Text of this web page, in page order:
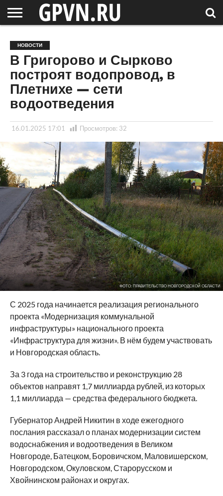
ОБЛАСТЬ
НОВОСТИ
СОСЕДЕЙ
РОССИЯ
/ МИР
СПЕЦПРОЕКТЫ
БЛОГ
СТАТЬИ
ФОТОРЕПОРТАЖИ
ИНТЕРВЬЮ
ОБЪЕКТЫ
ПОДБОРКИ
НОВОСТИ
В Григорово и Сырково
построят водопровод, в
Плетнихе — сети
водоотведения
16.01.2025 17:01 Просмотров: 32
ФОТО: ПРАВИТЕЛЬСТВО НОВГОРОДСКОЙ ОБЛАСТИ
С 2025 года начинается реализация регионального
проекта «Модернизация коммунальной
инфраструктуры» национального проекта
«Инфраструктура для жизни». В нём будем участвовать
и Новгородская область.
За 3 года на строительство и реконструкцию 28
объектов направят 1,7 миллиарда рублей, из которых
1,1 миллиарда — средства федерального бюджета.
Губернатор Андрей Никитин в ходе ежегодного
послания рассказал о планах модернизации систем
водоснабжения и водоотведения в Великом
Новгороде, Батецком, Боровичском, Маловишерском,
Новгородском, Окуловском, Старорусском и
Хвойнинском районах и округах.